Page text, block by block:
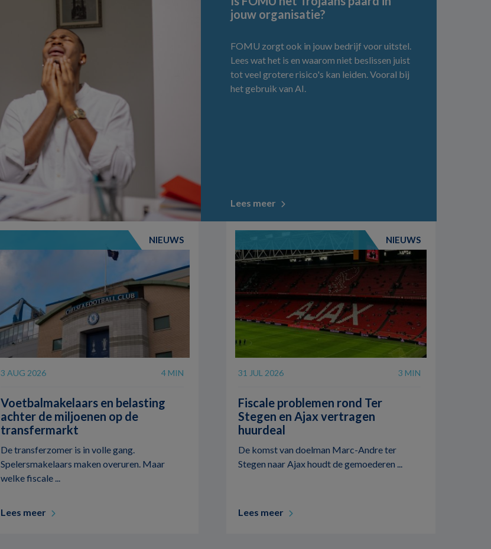
jouw organisatie?
FOMU zorgt ook in jouw bedrijf voor uitstel.
Lees wat het is en waarom niet beslissen juist
tot veel grotere risico's kan leiden. Vooral bij
het gebruik van AI.
Lees meer
NIEUWS
3 AUG 2026 4 MIN
Voetbalmakelaars en belasting
achter de miljoenen op de
transfermarkt
De transferzomer is in volle gang.
Spelersmakelaars maken overuren. Maar
welke fiscale ...
Lees meer
NIEUWS
31 JUL 2026 3 MIN
Fiscale problemen rond Ter
Stegen en Ajax vertragen
huurdeal
De komst van doelman Marc-Andre ter
Stegen naar Ajax houdt de gemoederen ...
Lees meer